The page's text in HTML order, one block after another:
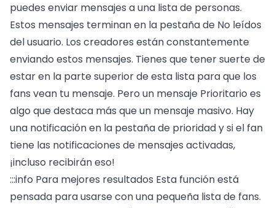
puedes enviar mensajes a una lista de personas.
Estos mensajes terminan en la pestaña de No leídos
del usuario. Los creadores están constantemente
enviando estos mensajes. Tienes que tener suerte de
estar en la parte superior de esta lista para que los
fans vean tu mensaje. Pero un mensaje Prioritario es
algo que destaca más que un mensaje masivo. Hay
una notificación en la pestaña de prioridad y si el fan
tiene las notificaciones de mensajes activadas,
¡incluso recibirán eso!
:::info Para mejores resultados Esta función está
pensada para usarse con una pequeña lista de fans.